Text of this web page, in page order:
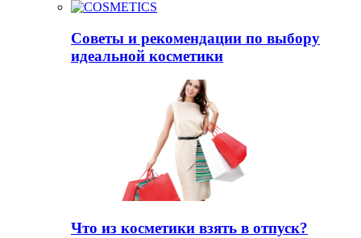
Советы и рекомендации по выбору
идеальной косметики
Что из косметики взять в отпуск?